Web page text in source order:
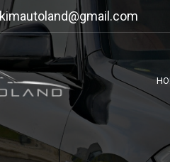
kimautoland@gmail.com